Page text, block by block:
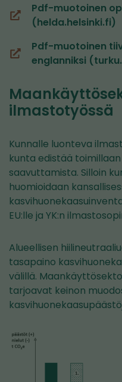
palveluun)
Pdf-muotoinen
(helda.helsinki.fi)
(siirryt
palveluun)
Pdf-muotoinen
englanniksi
(siirryt
palveluun)
ilmastotyössä
Kunnalle luonteva
kunta edistää
saavuttamista. Silloin
huomioidaan
EU:lle ja YK:n
Alueellisen
tasapaino
välillä.
tarjoavat keinon